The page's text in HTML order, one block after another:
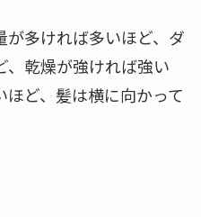
多ければ多いほど、ダ
、乾燥が強ければ強い
ど、髪は横に向かって